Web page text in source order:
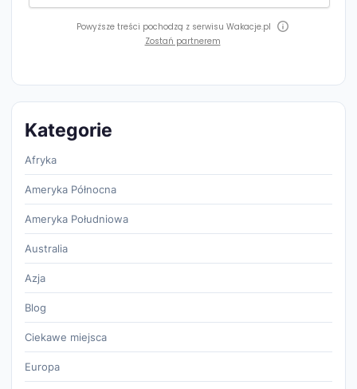
Powyższe treści pochodzą z serwisu Wakacje.pl
Zostań partnerem
Kategorie
Afryka
Ameryka Północna
Ameryka Południowa
Australia
Azja
Blog
Ciekawe miejsca
Europa